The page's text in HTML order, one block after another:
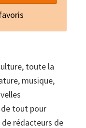
toute la
musique,
tout pour
de rédacteurs de